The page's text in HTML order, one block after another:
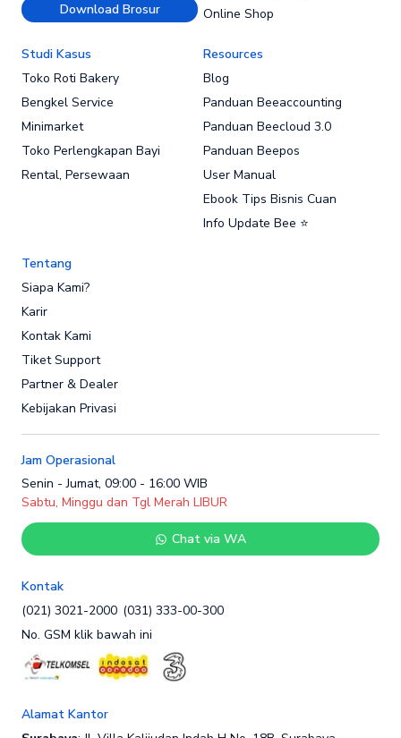
Download Brosur
Online Shop
Studi Kasus
Toko Roti Bakery
Bengkel Service
Minimarket
Toko Perlengkapan Bayi
Rental, Persewaan
Resources
Blog
Panduan Beeaccounting
Panduan Beecloud 3.0
Panduan Beepos
User Manual
Ebook Tips Bisnis Cuan
Info Update Bee ⭐
Tentang
Siapa Kami?
Karir
Kontak Kami
Tiket Support
Partner & Dealer
Kebijakan Privasi
Jam Operasional
Senin - Jumat, 09:00 - 16:00 WIB
Sabtu, Minggu dan Tgl Merah LIBUR
Chat via WA
Kontak
(021) 3021-2000 (031) 333-00-300
No. GSM klik bawah ini
Alamat Kantor